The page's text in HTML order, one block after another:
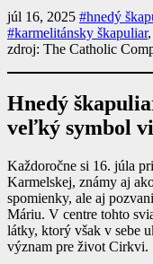
júl 16, 2025 #hnedý
#karmelitánsky škapuliar,
zdroj: The Catholic
Hnedý
veľký symbol
Každoročne si 16. júla
Karmelskej, známy aj
spomienky, ale aj
Máriu. V centre tohto
látky, ktorý však v sebe
význam pre život Cirkvi.